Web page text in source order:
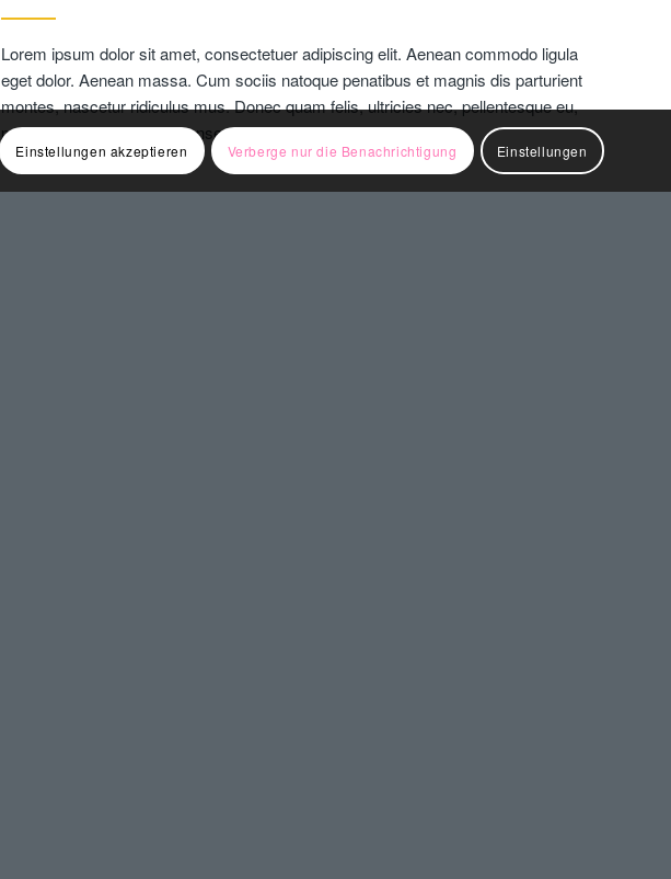
Lorem ipsum dolor sit amet, consectetuer adipiscing elit. Aenean commodo ligula
eget dolor. Aenean massa. Cum sociis natoque penatibus et magnis dis parturient
montes, nascetur ridiculus mus. Donec quam felis, ultricies nec, pellentesque eu,
pretium quis, sem. Nulla consequat massa quis enim.
Einstellungen akzeptieren Verberge nur die Benachrichtigung Einstellungen